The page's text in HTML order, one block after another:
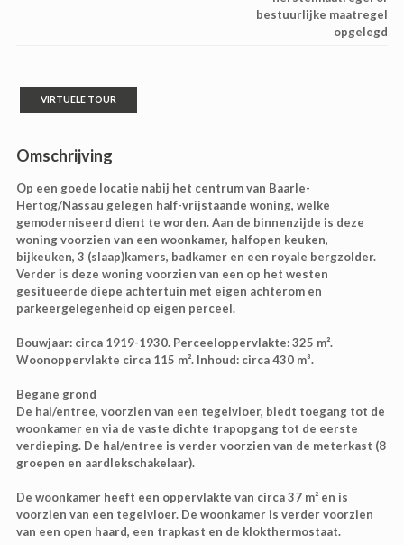
bestuurlijke maatregel
opgelegd
VIRTUELE TOUR
Omschrijving
Op een goede locatie nabij het centrum van Baarle-
Hertog/Nassau gelegen half-vrijstaande woning, welke
gemoderniseerd dient te worden. Aan de binnenzijde is deze
woning voorzien van een woonkamer, halfopen keuken,
bijkeuken, 3 (slaap)kamers, badkamer en een royale bergzolder.
Verder is deze woning voorzien van een op het westen
gesitueerde diepe achtertuin met eigen achterom en
parkeergelegenheid op eigen perceel.
Bouwjaar: circa 1919-1930. Perceeloppervlakte: 325 m².
Woonoppervlakte circa 115 m². Inhoud: circa 430 m³.
Begane grond
De hal/entree, voorzien van een tegelvloer, biedt toegang tot de
woonkamer en via de vaste dichte trapopgang tot de eerste
verdieping. De hal/entree is verder voorzien van de meterkast (8
groepen en aardlekschakelaar).
De woonkamer heeft een oppervlakte van circa 37 m² en is
voorzien van een tegelvloer. De woonkamer is verder voorzien
van een open haard, een trapkast en de klokthermostaat.